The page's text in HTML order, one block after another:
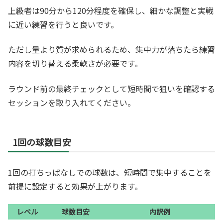
上級者は90分から120分程度を確保し、細かな調整と実戦
に近い練習を行うと良いです。
ただし量より質が求められるため、集中力が落ちたら練習
内容を切り替える柔軟さが必要です。
ラウンド前の最終チェックとして短時間で狙いを確認する
セッションを取り入れてください。
1回の球数目安
1回の打ちっぱなしでの球数は、短時間で集中することを
前提に設定すると効果が上がります。
レベル 球数目安 内訳例